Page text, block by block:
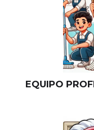
EQUIPO